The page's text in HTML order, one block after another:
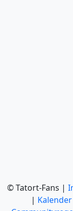
© Tatort-Fans |
| Kalender